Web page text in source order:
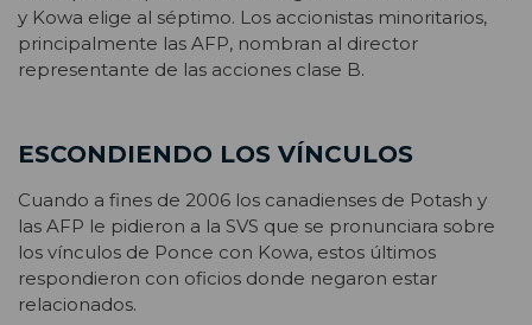
y Kowa elige al séptimo. Los accionistas minoritarios,
principalmente las AFP, nombran al director
representante de las acciones clase B.
ESCONDIENDO LOS VÍNCULOS
Cuando a fines de 2006 los canadienses de Potash y
las AFP le pidieron a la SVS que se pronunciara sobre
los vínculos de Ponce con Kowa, estos últimos
respondieron con oficios donde negaron estar
relacionados.